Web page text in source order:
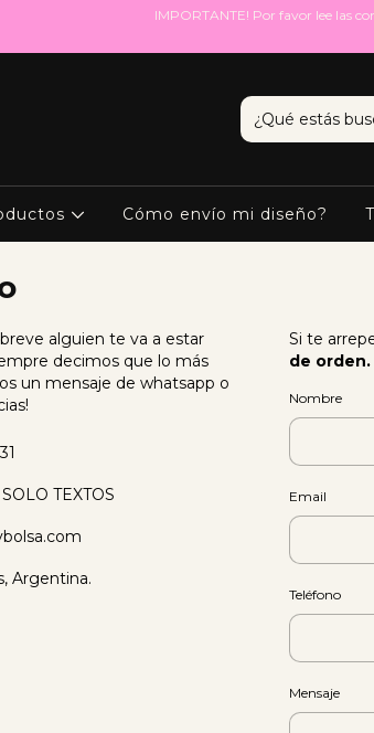
IMPORTANTE! Por favor lee las
Cómo envío mi diseño?
alguien te va a estar
decimos que lo más
un mensaje de whatsapp o
TEXTOS
Argentina.
Si te
de orden.
Nombre
Email
Teléfono
Mensaje